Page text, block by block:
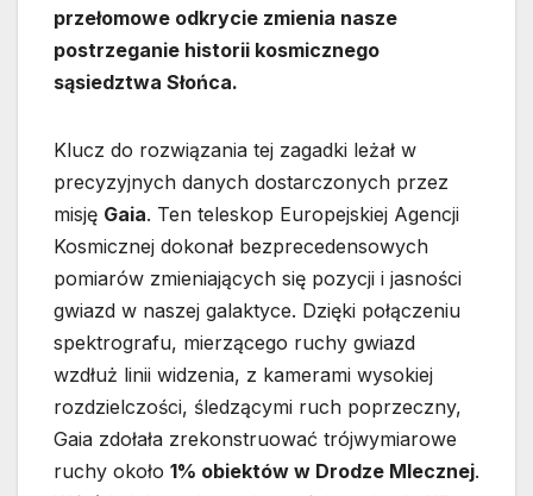
przełomowe odkrycie zmienia nasze
postrzeganie historii kosmicznego
sąsiedztwa Słońca.
Klucz do rozwiązania tej zagadki leżał w
precyzyjnych danych dostarczonych przez
misję Gaia. Ten teleskop Europejskiej Agencji
Kosmicznej dokonał bezprecedensowych
pomiarów zmieniających się pozycji i jasności
gwiazd w naszej galaktyce. Dzięki połączeniu
spektrografu, mierzącego ruchy gwiazd
wzdłuż linii widzenia, z kamerami wysokiej
rozdzielczości, śledzącymi ruch poprzeczny,
Gaia zdołała zrekonstruować trójwymiarowe
ruchy około 1% obiektów w Drodze Mlecznej.